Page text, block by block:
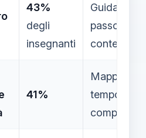
43%
degli
insegnanti
Guida lo
passo;
contenuti
41%
Mappe
tempo e